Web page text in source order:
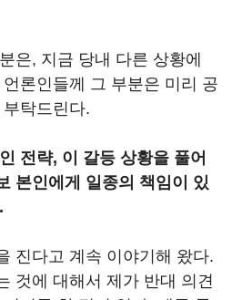
은, 지금 당내 다른 상황에
론인들께 그 부분은 미리 공
탁드린다.
전략, 이 갈등 상황을 풀어
본인에게 일종의 책임이 있
진다고 계속 이야기해 왔다.
것에 대해서 제가 반대 의견